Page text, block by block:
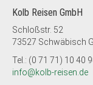
Kolb Reisen GmbH
Schloßstr. 52
73527 Schwäbisch
Tel.: (0 71 71) 10 40
info@kolb-reisen.de